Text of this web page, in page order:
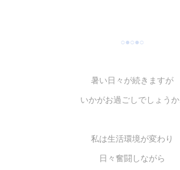
○●○●○
暑い日々が続きますが
いかがお過ごしでしょうか...
私は生活環境が変わり
日々奮闘しながら